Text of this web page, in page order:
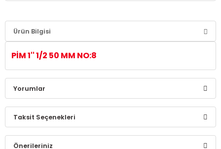
Ürün Bilgisi
PİM 1'' 1/2 50 MM NO:8
Yorumlar
Bu ürüne ilk yorumu siz yapın!
Taksit Seçenekleri
Önerileriniz